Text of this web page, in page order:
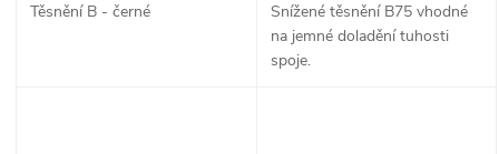
Těsnění B - černé
Snížené těsnění B75 vhodné
na jemné doladění tuhosti
spoje.